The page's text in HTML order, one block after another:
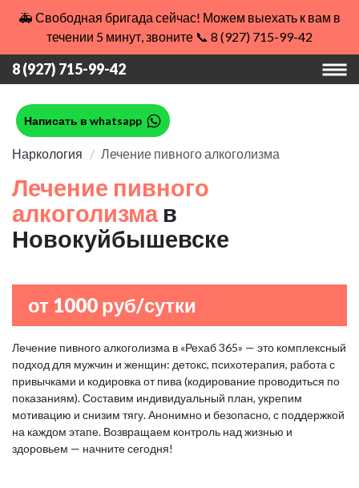
🚑 Свободная бригада сейчас! Можем выехать к вам в
течении 5 минут, звоните 📞 8 (927) 715-99-42
8 (927) 715-99-42
Написать в whatsapp
Наркология Лечение пивного алкоголизма
Лечение пивного
алкоголизма в
Новокуйбышевске
от 1000 руб/сутки
Лечение пивного алкоголизма в «Рехаб 365» — это комплексный
подход для мужчин и женщин: детокс, психотерапия, работа с
привычками и кодировка от пива (кодирование проводиться по
показаниям). Составим индивидуальный план, укрепим
мотивацию и снизим тягу. Анонимно и безопасно, с поддержкой
на каждом этапе. Возвращаем контроль над жизнью и
здоровьем — начните сегодня!